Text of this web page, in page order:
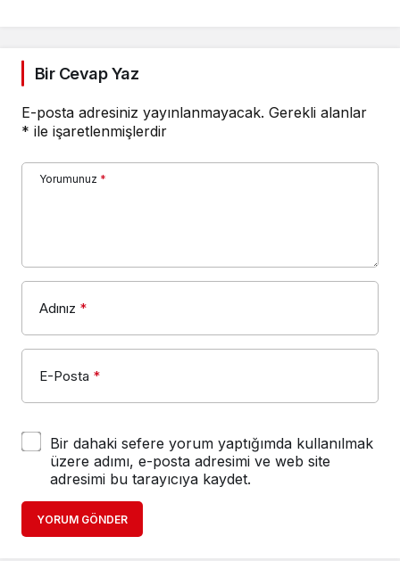
Bir Cevap Yaz
E-posta adresiniz yayınlanmayacak. Gerekli alanlar
* ile işaretlenmişlerdir
Yorumunuz *
Adınız *
E-Posta *
Bir dahaki sefere yorum yaptığımda kullanılmak
üzere adımı, e-posta adresimi ve web site
adresimi bu tarayıcıya kaydet.
YORUM GÖNDER